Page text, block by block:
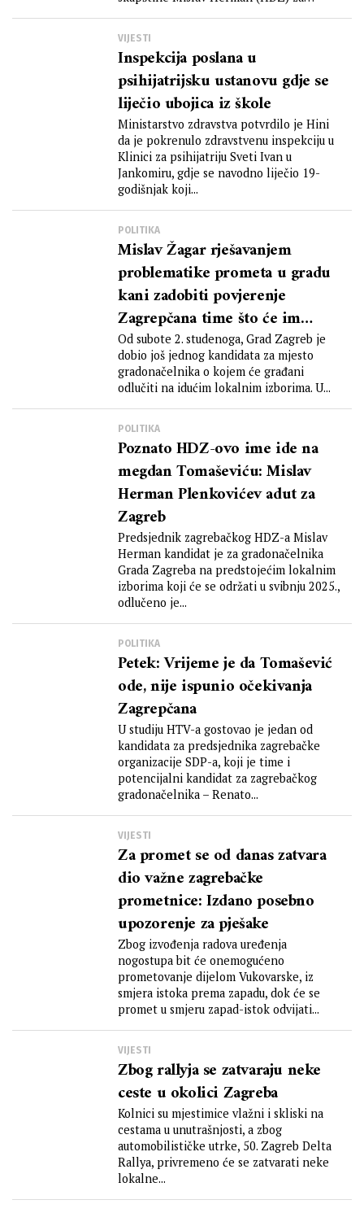
VIJESTI
Inspekcija poslana u
psihijatrijsku ustanovu gdje se
liječio ubojica iz škole
Ministarstvo zdravstva potvrdilo je Hini
da je pokrenulo zdravstvenu inspekciju u
Klinici za psihijatriju Sveti Ivan u
Jankomiru, gdje se navodno liječio 19-
godišnjak koji...
POLITIKA
Mislav Žagar rješavanjem
problematike prometa u gradu
kani zadobiti povjerenje
Zagrepčana time što će im
omogućiti da s kraja na kraj
grada stignu za 30 minuta
Od subote 2. studenoga, Grad Zagreb je
dobio još jednog kandidata za mjesto
gradonačelnika o kojem će građani
odlučiti na idućim lokalnim izborima. U...
POLITIKA
Poznato HDZ-ovo ime ide na
megdan Tomaševiću: Mislav
Herman Plenkovićev adut za
Zagreb
Predsjednik zagrebačkog HDZ-a Mislav
Herman kandidat je za gradonačelnika
Grada Zagreba na predstojećim lokalnim
izborima koji će se održati u svibnju 2025.,
odlučeno je...
POLITIKA
Petek: Vrijeme je da Tomašević
ode, nije ispunio očekivanja
Zagrepčana
U studiju HTV-a gostovao je jedan od
kandidata za predsjednika zagrebačke
organizacije SDP-a, koji je time i
potencijalni kandidat za zagrebačkog
gradonačelnika – Renato...
VIJESTI
Za promet se od danas zatvara
dio važne zagrebačke
prometnice: Izdano posebno
upozorenje za pješake
Zbog izvođenja radova uređenja
nogostupa bit će onemogućeno
prometovanje dijelom Vukovarske, iz
smjera istoka prema zapadu, dok će se
promet u smjeru zapad-istok odvijati...
VIJESTI
Zbog rallyja se zatvaraju neke
ceste u okolici Zagreba
Kolnici su mjestimice vlažni i skliski na
cestama u unutrašnjosti, a zbog
automobilističke utrke, 50. Zagreb Delta
Rallya, privremeno će se zatvarati neke
lokalne...